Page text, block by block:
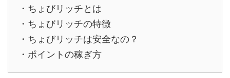
・ちょびリッチとは
・ちょびリッチの特徴
・ちょびリッチは安全なの？
・ポイントの稼ぎ方